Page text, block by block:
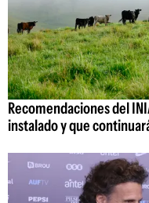
Recomendaciones del
instalado y que